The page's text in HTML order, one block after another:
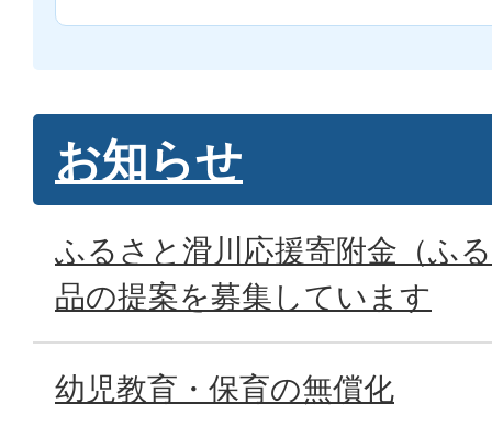
お知らせ
ふるさと滑川応援寄附金（ふ
品の提案を募集しています
幼児教育・保育の無償化